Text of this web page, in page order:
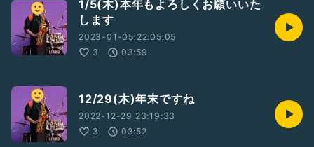
1/5(木)本年もよろしくお願いいた
します
2023-01-05 22:05:05
3
03:59
12/29(木)年末ですね
2022-12-29 23:19:33
3
03:52